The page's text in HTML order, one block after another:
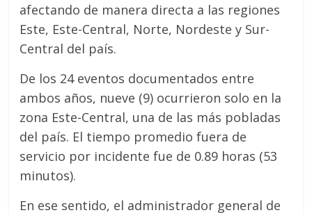
afectando de manera directa a las regiones
Este, Este-Central, Norte, Nordeste y Sur-
Central del país.
De los 24 eventos documentados entre
ambos años, nueve (9) ocurrieron solo en la
zona Este-Central, una de las más pobladas
del país. El tiempo promedio fuera de
servicio por incidente fue de 0.89 horas (53
minutos).
En ese sentido, el administrador general de